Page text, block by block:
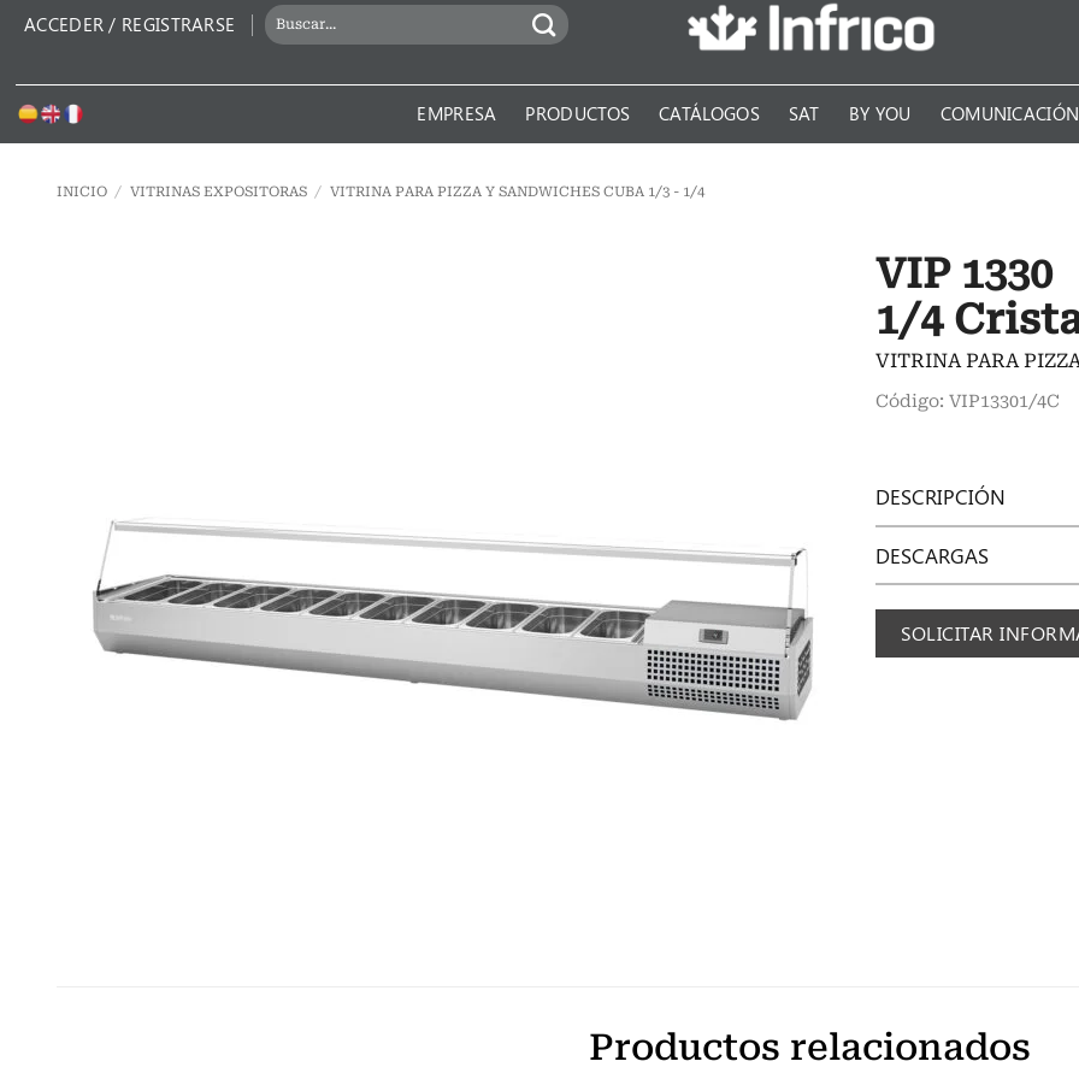
ACCEDER / REGISTRARSE
BUSCAR
POR:
EMPRESA PRODUCTOS CATÁLOGOS SAT BY YOU COMUNICACIÓN
INICIO / VITRINAS EXPOSITORAS / VITRINA PARA PIZZA Y SANDWICHES CUBA 1/3 - 1/4
VIP 1330
1/4
VITRINA PARA
Código: VIP13301/4C
DESCRIPCIÓN
DESCARGAS
SOLICITAR
Productos relacionados